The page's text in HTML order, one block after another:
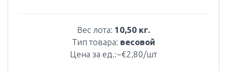
Вес лота: 10,50 кг.
Тип товара: весовой
Цена за ед.:~€2,80/шт